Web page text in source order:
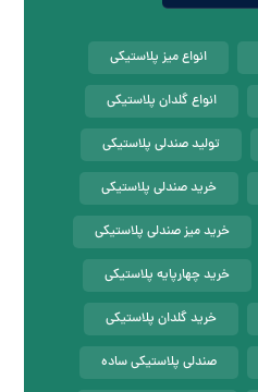
انواع میز پلاستیکی
انواع گلدان پلاستیکی
تولید صندلی پلاستیکی
خرید صندلی پلاستیکی
خرید میز صندلی پلاستیکی
خرید چهارپایه پلاستیکی
خرید گلدان پلاستیکی
صندلی پلاستیکی ساده